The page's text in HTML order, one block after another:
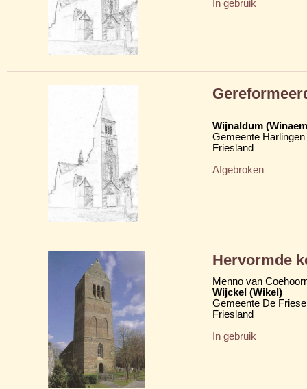
In gebruik
Wijnaldum
Gemeente Harlingen
Friesland
Afgebroken
Hervormde
Menno van
Wijckel (Wikel)
Gemeente De
Friesland
In gebruik